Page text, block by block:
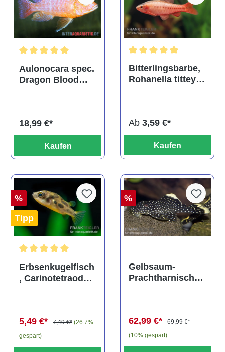
Durchschnittliche Bewertung von 5 von 5 Sternen
Aulonocara spec.
Dragon Blood
18,99 €*
Kaufen
Bitterlingsbarbe,
Rohanella titteya,
Ab 3,59 €*
Kaufen
%
Tipp
Durchschnittliche Bewertung von 5 von 5 Sternen
Erbsenkugelfisch
, Carinotetraodon
5,49 €* 7,49 €* (26.7%
gespart)
%
Gelbsaum-
Prachtharnischw
62,99 €*
69,99 €*
(10% gespart)